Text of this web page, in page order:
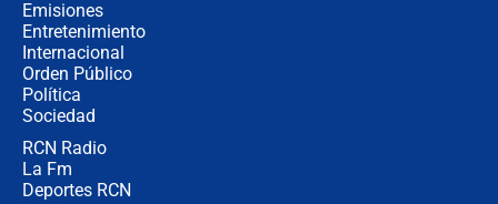
Emisiones
Entretenimiento
Internacional
Orden Público
Política
Sociedad
RCN Radio
La Fm
Deportes RCN